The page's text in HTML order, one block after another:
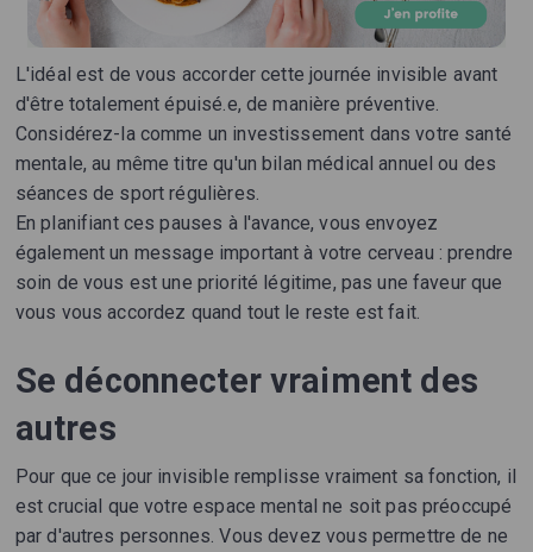
L'idéal est de vous accorder cette journée invisible avant
d'être totalement épuisé.e, de manière préventive.
Considérez-la comme un investissement dans votre santé
mentale, au même titre qu'un bilan médical annuel ou des
séances de sport régulières.
En planifiant ces pauses à l'avance, vous envoyez
également un message important à votre cerveau : prendre
soin de vous est une priorité légitime, pas une faveur que
vous vous accordez quand tout le reste est fait.
Se déconnecter vraiment des
autres
Pour que ce jour invisible remplisse vraiment sa fonction, il
est crucial que votre espace mental ne soit pas préoccupé
par d'autres personnes. Vous devez vous permettre de ne